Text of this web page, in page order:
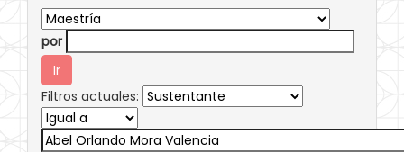
por
Filtros actuales: